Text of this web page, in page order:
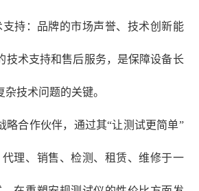
持：品牌的市场声誉、技术创新能
技术支持和售后服务，是保障设备长
技术问题的关键。
略合作伙伴，通过其“让测试更简单”
理、销售、检测、租赁、维修于一